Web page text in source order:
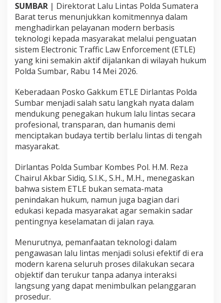
e
z
a
C
h
a
i
r
A
k
b
a
r
S
i
q
H
a
d
i
r
a
n
P
e
a
SUMBAR | Direktorat Lalu Lintas Polda Sumatera
Barat terus menunjukkan komitmennya dalam
menghadirkan pelayanan modern berbasis
teknologi kepada masyarakat melalui penguatan
sistem Electronic Traffic Law Enforcement (ETLE)
yang kini semakin aktif dijalankan di wilayah hukum
Polda Sumbar, Rabu 14 Mei 2026.
Keberadaan Posko Gakkum ETLE Dirlantas Polda
Sumbar menjadi salah satu langkah nyata dalam
mendukung penegakan hukum lalu lintas secara
profesional, transparan, dan humanis demi
menciptakan budaya tertib berlalu lintas di tengah
masyarakat.
Dirlantas Polda Sumbar Kombes Pol. H.M. Reza
Chairul Akbar Sidiq, S.I.K., S.H., M.H., menegaskan
bahwa sistem ETLE bukan semata-mata
penindakan hukum, namun juga bagian dari
edukasi kepada masyarakat agar semakin sadar
pentingnya keselamatan di jalan raya.
Menurutnya, pemanfaatan teknologi dalam
pengawasan lalu lintas menjadi solusi efektif di era
modern karena seluruh proses dilakukan secara
objektif dan terukur tanpa adanya interaksi
langsung yang dapat menimbulkan pelanggaran
prosedur.